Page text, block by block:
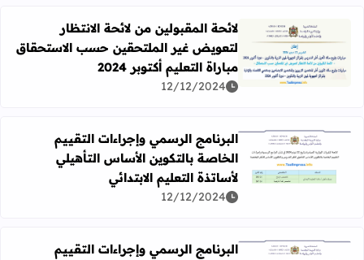
اقرأ المزيد عن لائحة المقبولين من لائحة الانتظار لتعويض غير
لائحة المقبولين من لائحة الانتظار
لتعويض غير الملتحقين حسب الاستحقاق
مباراة التعليم أكتوبر 2024
12/12/2024
اقرأ المزيد عن البرنامج الرسمي وإجراءات التقييم الخاصة
البرنامج الرسمي وإجراءات التقييم
الخاصة بالتكوين الأساس التأهيلي
لأساتذة التعليم الابتدائي
12/12/2024
البرنامج الرسمي وإجراءات التقييم